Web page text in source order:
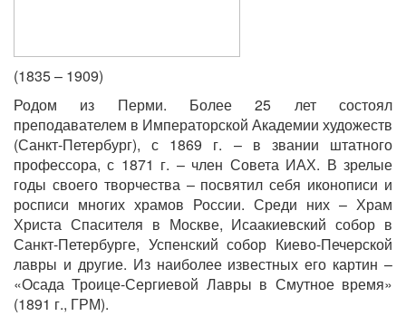
(1835– 1909)
Родом из Перми. Более 25 лет состоял
преподавателем в Императорской Академии художеств
(Санкт-Петербург), с 1869 г. – в звании штатного
профессора, с 1871 г. – член Совета ИАХ. В зрелые
годы своего творчества – посвятил себя иконописи и
росписи многих храмов России. Среди них – Храм
Христа Спасителя в Москве, Исаакиевский собор в
Санкт-Петербурге, Успенский собор Киево-Печерской
лавры и другие. Из наиболее известных его картин –
«Осада Троице-Сергиевой Лавры в Смутное время»
(1891 г., ГРМ).